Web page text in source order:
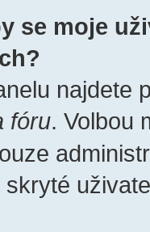
se moje
najdete
fóru. Volbou